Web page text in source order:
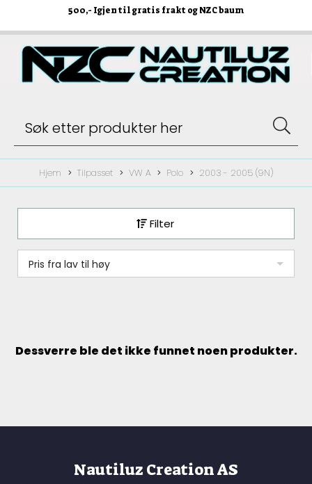
500,- Igjen til gratis frakt og NZC baum
Hjem Tilpasset VW A Polo 2003 - 2005 (9N)
Filter
Pris fra lav til høy
Dessverre ble det ikke funnet noen produkter.
Nautiluz Creation AS